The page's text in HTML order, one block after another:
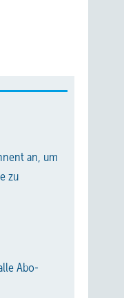
an, um
zu
Abo-